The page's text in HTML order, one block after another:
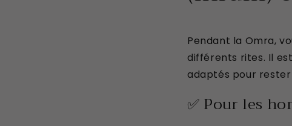
Pendant la Omra,
différents rites. Il
adaptés pour rester
✅ Pour les